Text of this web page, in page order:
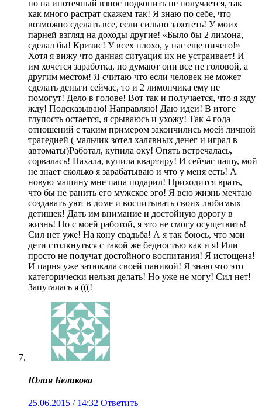
но на ипотечный взнос подкопить не получается, так
как много растрат скажем так! Я знаю по себе, что
возможно сделать все, если сильно захотеть! У моих
парней взгляд на доходы другие! «Было бы 2 лимона,
сделал бы! Кризис! У всех плохо, у нас еще ничего!»
Хотя я вижу что данная ситуация их не устраивает! И
им хочется заработка, но думают они все не головой, а
другим местом! Я считаю что если человек не может
сделать деньги сейчас, то и 2 лимончика ему не
помогут! Дело в голове! Вот так и получается, что я жду
жду! Подсказываю! Направляю! Даю идеи! В итоге
глупость остается, я срываюсь и ухожу! Так 4 года
отношений с таким примером закончились моей личной
трагедией ( мальчик зотел халявных денег и играл в
автоматы)Работал, купила оку! Опять встречалась,
сорвалась! Пахала, купила квартиру! И сейчас пашу, мой
не знает сколько я зарабатываю и что у меня есть! А
новую машину мне папа подарил! Приходится врать,
что бы не ранить его мужское эго! Я всю жизнь мечтаю
создавать уют в доме и воспитывать своих любимых
детишек! Дать им внимание и достойную дорогу в
жизнь! Но с моей работой, я это не смогу осущетвить!
Сил нет уже! На кону свадьба! А я так боюсь, что мои
дети столкнуться с такой же бедностью как и я! Или
просто не получат достойного воспитания! Я истощена!
И парня уже затюкала своей паникой! Я знаю что это
категорически нельзя делать! Но уже не могу! Сил нет!
Запуталась я (((!
Юлия Беликова
25.06.2015 / 14:32 Ответить